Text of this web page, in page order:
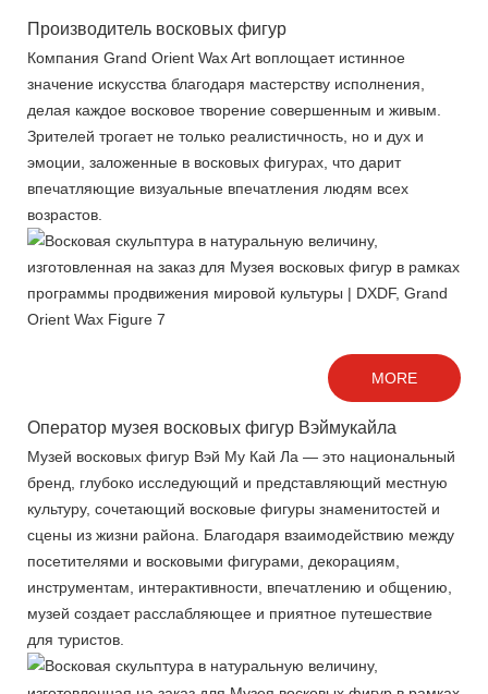
Производитель восковых фигур
Компания Grand Orient Wax Art воплощает истинное
значение искусства благодаря мастерству исполнения,
делая каждое восковое творение совершенным и живым.
Зрителей трогает не только реалистичность, но и дух и
эмоции, заложенные в восковых фигурах, что дарит
впечатляющие визуальные впечатления людям всех
возрастов.
MORE
Оператор музея восковых фигур Вэймукайла
Музей восковых фигур Вэй Му Кай Ла — это национальный
бренд, глубоко исследующий и представляющий местную
культуру, сочетающий восковые фигуры знаменитостей и
сцены из жизни района. Благодаря взаимодействию между
посетителями и восковыми фигурами, декорациям,
инструментам, интерактивности, впечатлению и общению,
музей создает расслабляющее и приятное путешествие
для туристов.